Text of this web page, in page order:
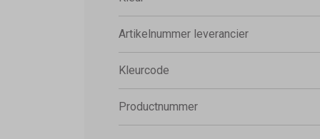
Artikelnummer leverancier
Kleurcode
Productnummer